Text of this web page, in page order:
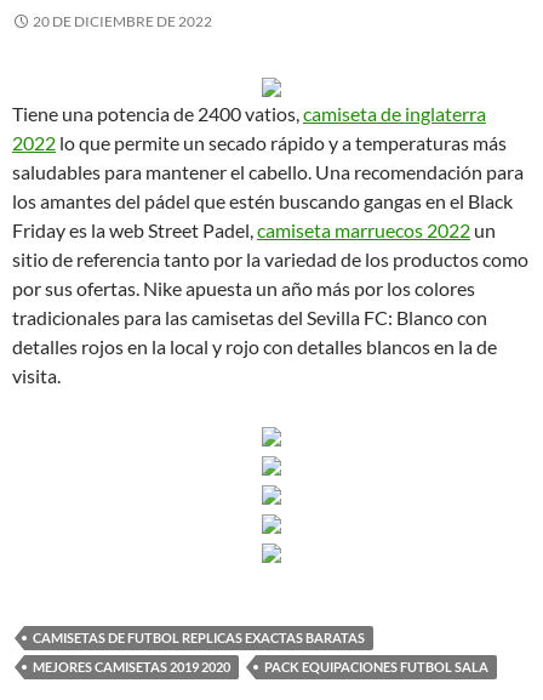
20 DE DICIEMBRE DE 2022
Tiene una potencia de 2400 vatios,camiseta de inglaterra
2022 lo que permite un secado rápido y a temperaturas más
saludables para mantener el cabello. Una recomendación para
los amantes del pádel que estén buscando gangas en el Black
Friday es la web Street Padel,camiseta marruecos 2022 un
sitio de referencia tanto por la variedad de los productos como
por sus ofertas. Nike apuesta un año más por los colores
tradicionales para las camisetas del Sevilla FC: Blanco con
detalles rojos en la local y rojo con detalles blancos en la de
visita.
CAMISETAS DE FUTBOL REPLICAS EXACTAS BARATAS
MEJORES CAMISETAS 2019 2020
PACK EQUIPACIONES FUTBOL SALA